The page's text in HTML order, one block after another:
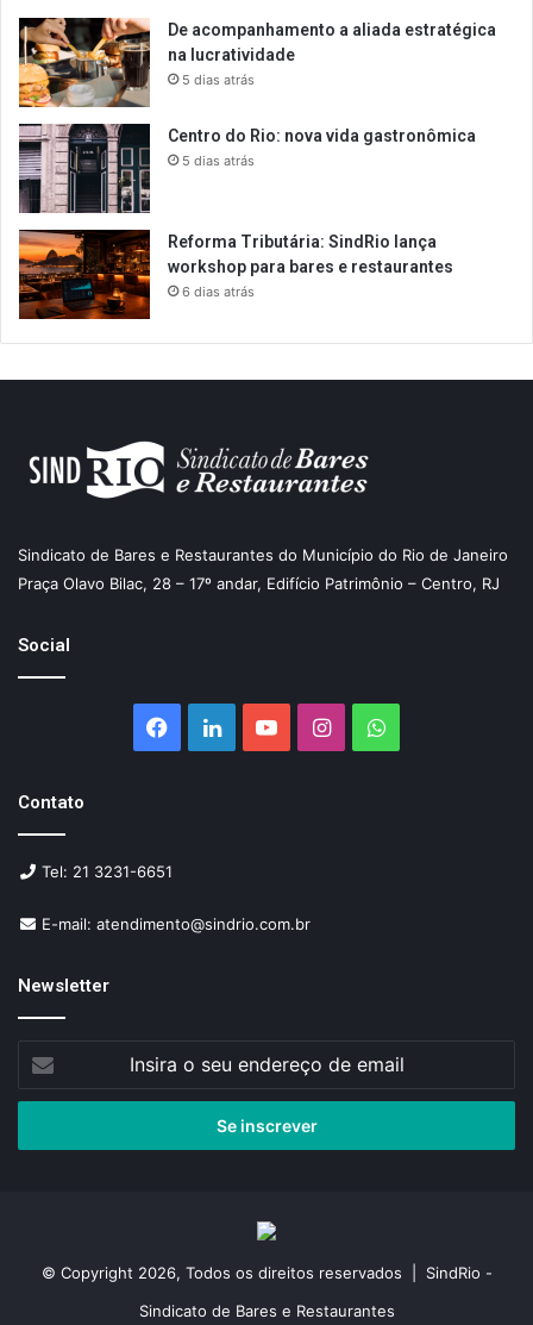
De acompanhamento a aliada estratégica
na lucratividade
5 dias atrás
Centro do Rio: nova vida gastronômica
5 dias atrás
Reforma Tributária: SindRio lança
workshop para bares e restaurantes
6 dias atrás
Sindicato de Bares e Restaurantes do Município do Rio de Janeiro
Praça Olavo Bilac, 28 – 17º andar, Edifício Patrimônio – Centro, RJ
Social
Facebook
LinkedinYouTubeInstagramWhatsApp
Contato
Tel: 21 3231-6651
E-mail: atendimento@sindrio.com.br
Newsletter
seu
de
© Copyright 2026, Todos os direitos reservados | SindRio -
Sindicato de Bares e Restaurantes